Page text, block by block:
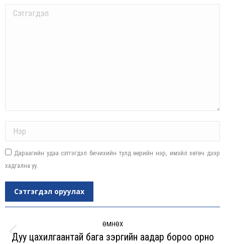
Comment
Дараагийн удаа сэтгэгдэл бичихийн тулд өөрийн нэр, имэйл хөтөч дээр
хадгална уу.
Сэтгэгдэл оруулах
navigation
ӨМНӨХ
Previous
Дуу цахилгаантай бага зэргийн аадар бороо орно